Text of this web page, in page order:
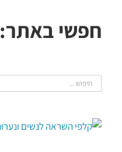
חפשי באתר:
חיפוש...